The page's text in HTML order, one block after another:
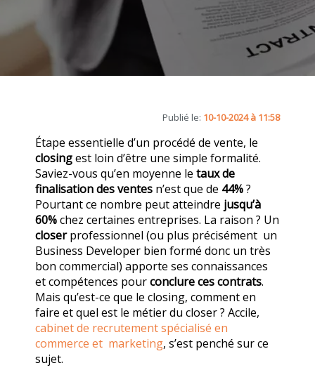
Publié le: 10-10-2024 à 11:58
Étape essentielle d’un procédé de vente, le
closingest loin d’être une simple formalité.
Saviez-vous qu’en moyenne le taux de
finalisation des ventes n’est que de 44%?
Pourtant ce nombre peut atteindre jusqu’à
60%chez certaines entreprises. La raison ? Un
closerprofessionnel (ou plus précisément un
Business Developer bien formé donc un très
bon commercial) apporte ses connaissances
et compétences pourconclure ces contrats.
Mais qu’est-ce que le closing, comment en
faire et quel est le métier du closer ? Accile,
cabinet de recrutement spécialisé en
commerce et marketing, s’est penché sur ce
sujet.